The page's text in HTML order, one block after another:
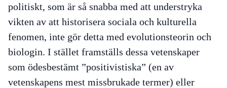
politiskt, som är så snabba med att understryka
vikten av att historisera sociala och kulturella
fenomen, inte gör detta med evolutionsteorin och
biologin. I stället framställs dessa vetenskaper
som ödesbestämt ”positivistiska” (en av
vetenskapens mest missbrukade termer) eller